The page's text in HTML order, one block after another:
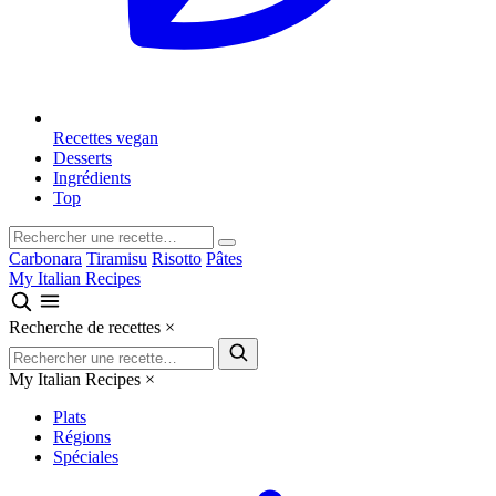
Recettes vegan
Desserts
Ingrédients
Top
Carbonara Tiramisu Risotto Pâtes
My Italian Recipes
Recherche de recettes ×
My Italian Recipes ×
Plats
Régions
Spéciales